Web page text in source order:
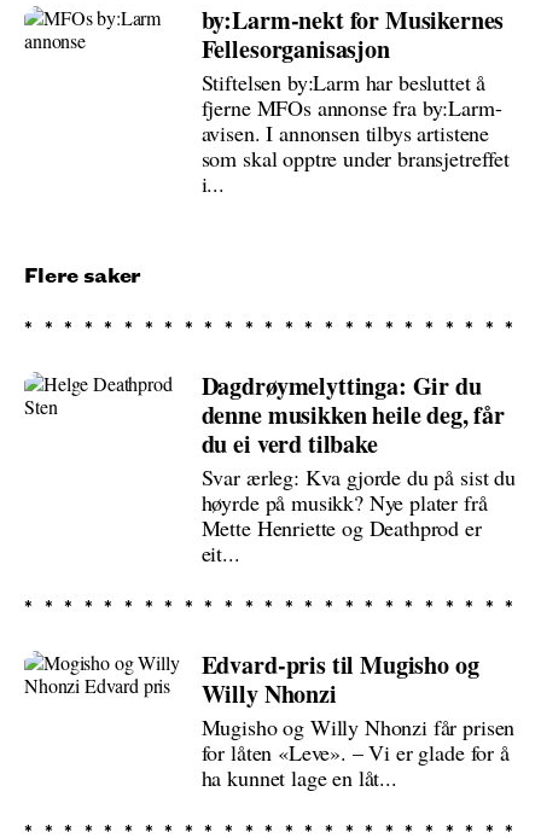
by:Larm-nekt for Musikernes
Fellesorganisasjon
Stiftelsen by:Larm har besluttet å
fjerne MFOs annonse fra by:Larm-
avisen. I annonsen tilbys artistene
som skal opptre under bransjetreffet
i...
Flere saker
Dagdrøymelyttinga: Gir du
denne musikken heile deg, får
du ei verd tilbake
Svar ærleg: Kva gjorde du på sist du
høyrde på musikk? Nye plater frå
Mette Henriette og Deathprod er
eit...
Edvard-pris til Mugisho og
Willy Nhonzi
Mugisho og Willy Nhonzi får prisen
for låten «Leve». – Vi er glade for å
ha kunnet lage en låt...